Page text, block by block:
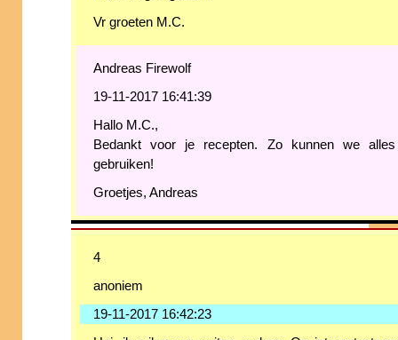
Vr groeten M.C.
Andreas Firewolf
19-11-2017 16:41:39
Hallo M.C.,
Bedankt voor je recepten. Zo kunnen we alles
gebruiken!
Groetjes, Andreas
4
anoniem
19-11-2017 16:42:23